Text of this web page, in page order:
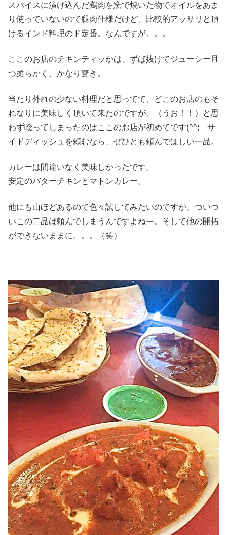
スパイスに漬け込んだ鶏肉を窯で焼いた物でオイルをあま
り使っていないので腿肉仕様だけど、比較的アッサリと頂
けるインド料理のド定番。なんですが。。。
ここのお店のチキンティッかは、ずば抜けてジューシー且
つ柔らかく、かなり驚き。
当たり外れの少ない料理だと思ってて、どこのお店のもそ
れなりに美味しく頂いて来たのですが、（うお！！）と思
わず唸ってしまったのはここのお店が初めてです(^^; サ
イドディッシュを頼むなら、ぜひとも頼んでほしい一品。
カレーは間違いなく美味しかったです。
安定のバターチキンとマトンカレー。
他にも山ほどあるので色々試してみたいのですが、ついつ
いこの二品は頼んでしまうんですよねー。そして他の開拓
ができないままに。。。（笑）